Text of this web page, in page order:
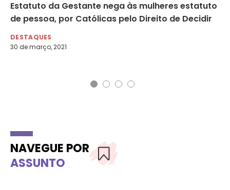
Estatuto da Gestante nega às mulheres estatuto
de pessoa, por Católicas pelo Direito de Decidir
DESTAQUES
30 de março, 2021
NAVEGUE POR
ASSUNTO